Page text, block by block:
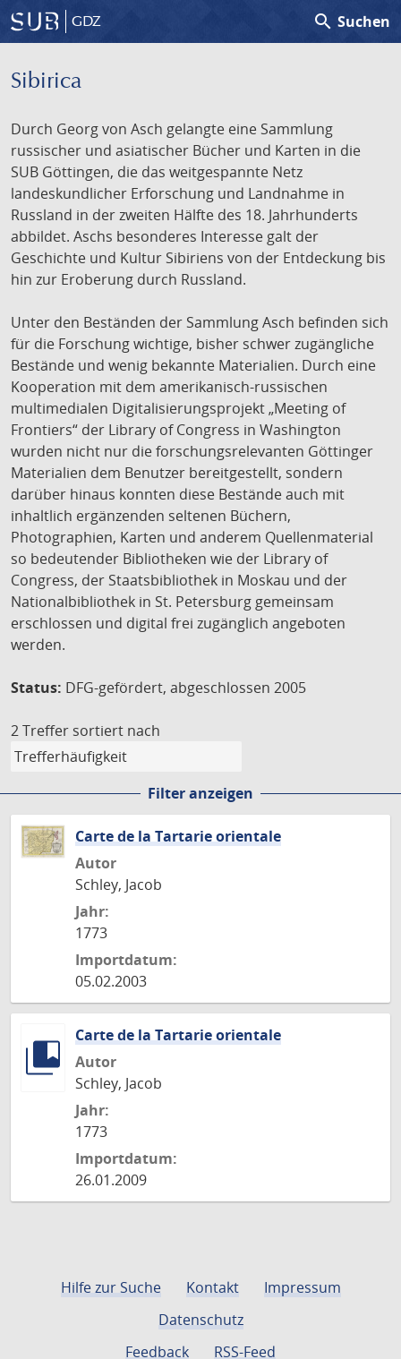
GDZ search Suchen
Sibirica
Durch Georg von Asch gelangte eine Sammlung
russischer und asiatischer Bücher und Karten in die
SUB Göttingen, die das weitgespannte Netz
landeskundlicher Erforschung und Landnahme in
Russland in der zweiten Hälfte des 18. Jahrhunderts
abbildet. Aschs besonderes Interesse galt der
Geschichte und Kultur Sibiriens von der Entdeckung bis
hin zur Eroberung durch Russland.
Unter den Beständen der Sammlung Asch befinden sich
für die Forschung wichtige, bisher schwer zugängliche
Bestände und wenig bekannte Materialien. Durch eine
Kooperation mit dem amerikanisch-russischen
multimedialen Digitalisierungsprojekt „Meeting of
Frontiers“ der Library of Congress in Washington
wurden nicht nur die forschungsrelevanten Göttinger
Materialien dem Benutzer bereitgestellt, sondern
darüber hinaus konnten diese Bestände auch mit
inhaltlich ergänzenden seltenen Büchern,
Photographien, Karten und anderem Quellenmaterial
so bedeutender Bibliotheken wie der Library of
Congress, der Staatsbibliothek in Moskau und der
Nationalbibliothek in St. Petersburg gemeinsam
erschlossen und digital frei zugänglich angeboten
werden.
Status: DFG-gefördert, abgeschlossen 2005
2 Treffer sortiert nach
Filter anzeigen
Carte de la Tartarie orientale
Autor
Schley, Jacob
Jahr:
1773
Importdatum:
05.02.2003
Carte de la Tartarie orientale
Autor
Schley, Jacob
Jahr:
1773
Importdatum:
26.01.2009
Hilfe zur Suche Kontakt
Impressum
Datenschutz
Feedback
RSS-Feed